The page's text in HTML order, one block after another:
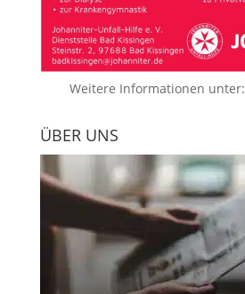
Weitere Informationen unter:
ÜBER UNS